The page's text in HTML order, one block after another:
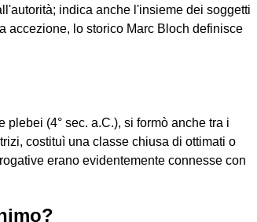
indica anche l'insieme dei soggetti
accezione, lo storico Marc Bloch definisce
(4° sec. a.C.), si formò anche tra i
costituì una classe chiusa di ottimati o
erano evidentemente connesse con